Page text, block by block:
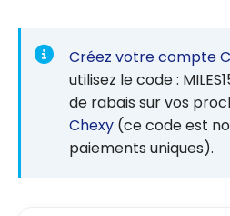
Créez votre compte
utilisez le code :
de rabais sur vos
Chexy (ce code est
paiements uniques).